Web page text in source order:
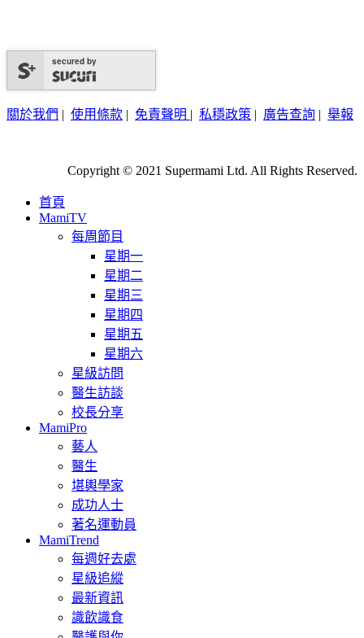
secured by
關於我們 | 使用條款 | 免責聲明 | 私穩政策 | 廣告查詢 | 舉報
Copyright © 2021 Supermami Ltd. All Rights Reserved.
首頁
MamiTV
每周節目
星期一
星期二
星期三
星期四
星期五
星期六
星級訪問
醫生訪談
校長分享
MamiPro
藝人
醫生
堪輿學家
成功人士
著名運動員
MamiTrend
每週好去處
星級追縱
最新資訊
識飲識食